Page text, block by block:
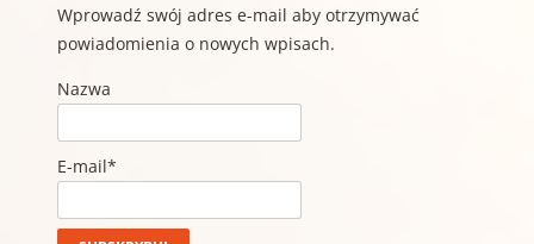
Wprowadź swój adres e-mail aby otrzymywać
powiadomienia o nowych wpisach.
Nazwa
E-mail*